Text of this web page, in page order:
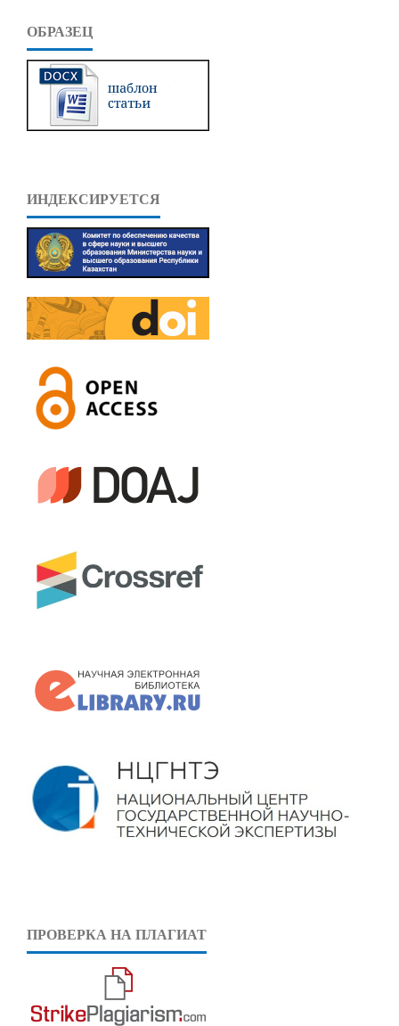
ОБРАЗЕЦ
ИНДЕКСИРУЕТСЯ
ПРОВЕРКА НА ПЛАГИАТ